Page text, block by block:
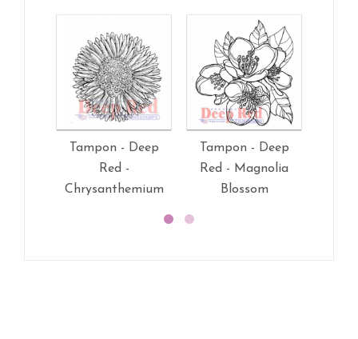
Tampon - Deep
Red -
Chrysanthemium
Tampon - Deep
Red - Magnolia
Blossom